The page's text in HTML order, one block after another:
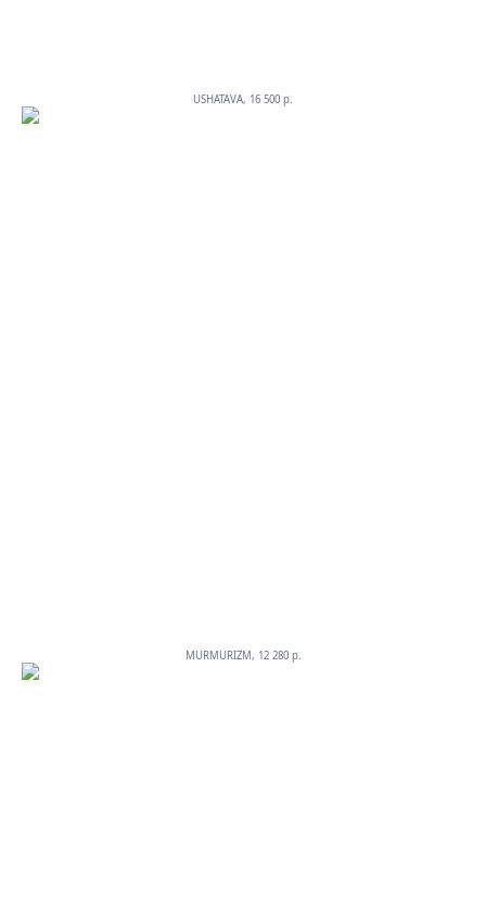
USHATAVA, 16 500 p.
MURMURIZM, 12 280 p.